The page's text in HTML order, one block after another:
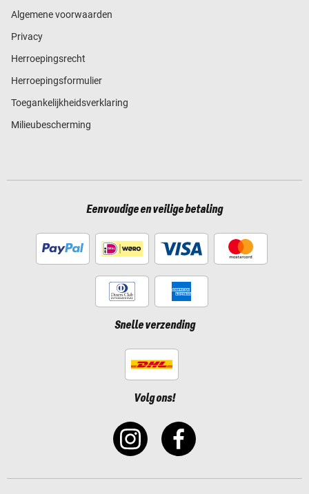
Algemene voorwaarden
Privacy
Herroepingsrecht
Herroepingsformulier
Toegankelijkheidsverklaring
Milieubescherming
Eenvoudige en veilige betaling
Snelle verzending
Volg ons!